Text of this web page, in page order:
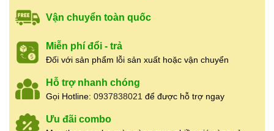
nhà xekhi khách mua nhiều, giao hàng nhanh và linh
👉 Liên hệ báo giá sỉ & tư vấn:0937.838.021
Vận chuyển toàn quốc
Miễn phí đổi - trả
Đối với sản phẩm lỗi sản xuất hoặc vận chuyển
Hỗ trợ nhanh chóng
Gọi Hotline: 0937838021 để được hỗ trợ ngay
Ưu đãi combo